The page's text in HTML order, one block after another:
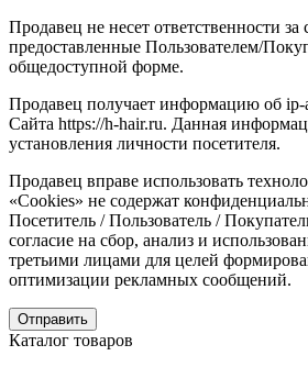
Продавец не несет ответственности за
предоставленные Пользователем/
общедоступной форме.
Продавец получает информацию об ip-
Сайта https://h-hair.ru. Данная
установления личности посетителя.
Продавец вправе использовать
«Cookies» не содержат
Посетитель / Пользователь /
согласие на сбор, анализ и
третьими лицами для целей
оптимизации рекламных сообщений.
Отправить
Каталог товаров